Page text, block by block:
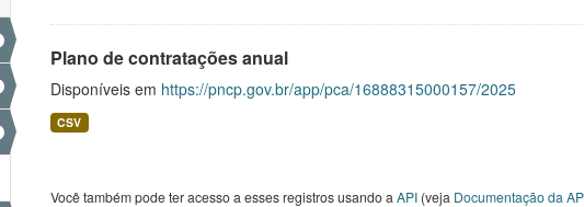
Plano de contratações anual
Disponíveis em https://pncp.gov.br/app/pca/16888315000157/2025
CSV
Você também pode ter acesso a esses registros usando a API(veja Documentação da